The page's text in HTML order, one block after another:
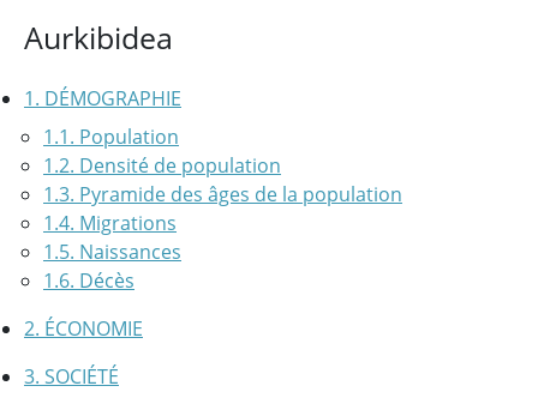
Aurkibidea
1. DÉMOGRAPHIE
1.1. Population
1.2. Densité de population
1.3. Pyramide des âges de la population
1.4. Migrations
1.5. Naissances
1.6. Décès
2. ÉCONOMIE
3. SOCIÉTÉ